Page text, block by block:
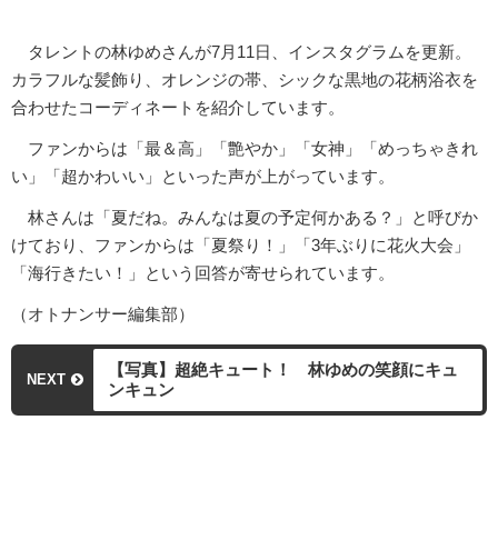
タレントの林ゆめさんが7月11日、インスタグラムを更新。
カラフルな髪飾り、オレンジの帯、シックな黒地の花柄浴衣を
合わせたコーディネートを紹介しています。
ファンからは「最＆高」「艶やか」「女神」「めっちゃきれ
い」「超かわいい」といった声が上がっています。
林さんは「夏だね。みんなは夏の予定何かある？」と呼びか
けており、ファンからは「夏祭り！」「3年ぶりに花火大会」
「海行きたい！」という回答が寄せられています。
（オトナンサー編集部）
NEXT
【写真】超絶キュート！ 林ゆめの笑顔にキュ
ンキュン